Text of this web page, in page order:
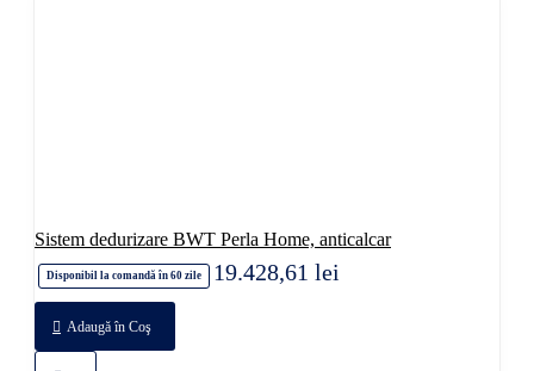
Sistem dedurizare BWT Perla Home, anticalcar
Disponibil la comandă în 60 zile 19.428,61 lei
Adaugă în Coş